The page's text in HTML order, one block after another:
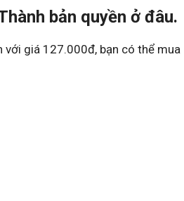
bản quyền ở đâu.
với giá 127.000đ, bạn có thể mua